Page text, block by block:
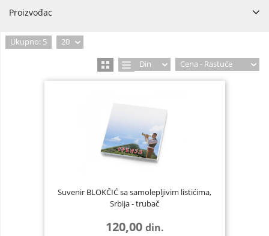
Proizvođac
BALKAN MAGNET doo
Ukupno: 5 20
Din Cena - Rastuće
Suvenir BLOKČIĆ sa samolepljivim listićima,
Srbija - trubač
120,00 din.